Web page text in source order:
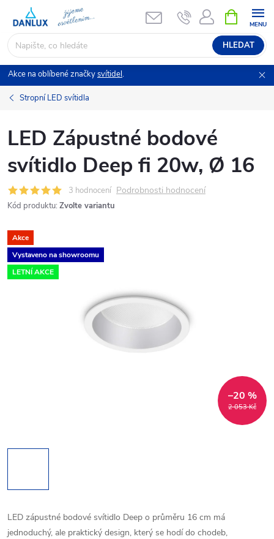
obsah
HLEDAT
NÁKUPNÍ
KOŠÍK
Akce na oblíbené značkysvítidel.
Stropní LED svítidla
LED Zápustné bodové
svítidlo Deep fi 20w, Ø 16
3 hodnocení Podrobnosti hodnocení
Kód produktu: Zvolte variantu
Akce
Vystaveno na showroomu
LETNÍ AKCE
2 053 Kč
–20 %
LED zápustné bodové svítidlo Deep o průměru 16 cm má
jednoduchý, ale praktický design, který se hodí do chodeb,